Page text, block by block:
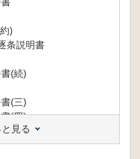
)
説明書
(続)
(三)
(四)
委員会 第一回会議
と見る